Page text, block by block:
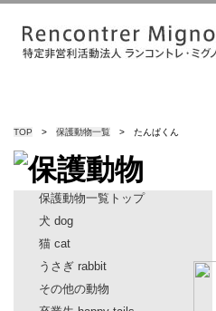
TOP > 保護動物一覧 > たんぱくん
保護動物一覧トップ
犬 dog
猫 cat
うさぎ rabbit
その他の動物